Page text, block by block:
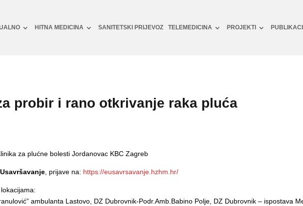
HITNA MEDICINA SANITETSKI PRIJEVOZ TELEMEDICINA PROJEKTI
probir i rano otkrivanje raka pluća
za plućne bolesti Jordanovac KBC Zagreb
, prijave na: https://eusavrsavanje.hzhm.hr/
ambulanta Lastovo, DZ Dubrovnik-Podr.Amb.Babino Polje, DZ Dubrovnik – ispostava